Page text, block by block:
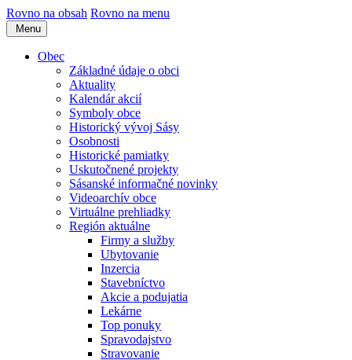
Rovno na obsah Rovno na menu
Menu
Obec
Základné údaje o obci
Aktuality
Kalendár akcií
Symboly obce
Historický vývoj Sásy
Osobnosti
Historické pamiatky
Uskutočnené projekty
Sásanské informačné novinky
Videoarchív obce
Virtuálne prehliadky
Región aktuálne
Firmy a služby
Ubytovanie
Inzercia
Stavebníctvo
Akcie a podujatia
Lekárne
Top ponuky
Spravodajstvo
Stravovanie